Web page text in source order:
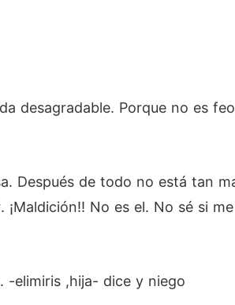
desagradable. Porque no es
Después de todo no está tan
No es el. No sé si
-elimiris ,hija- dice y niego